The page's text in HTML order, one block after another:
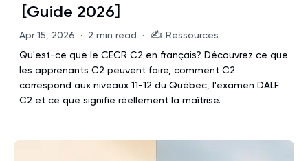
[Guide 2026]
Apr 15, 2026 · 2 min read · ✍️ Ressources
Qu'est-ce que le CECR C2 en français? Découvrez ce que
les apprenants C2 peuvent faire, comment C2
correspond aux niveaux 11-12 du Québec, l'examen DALF
C2 et ce que signifie réellement la maîtrise.